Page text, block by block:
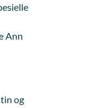
Ann
og